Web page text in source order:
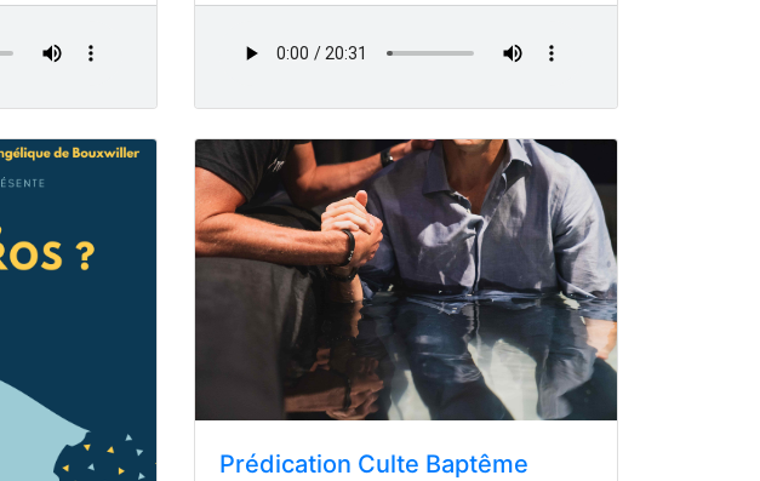
Prédication Culte Baptême